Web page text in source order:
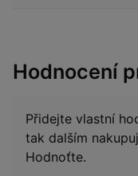
Hodnocení
Přidejte vlastní
tak dalším
Hodnoťte.